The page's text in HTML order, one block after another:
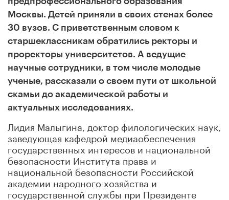
Москвы. Детей приняли в своих стенах более
30 вузов. С приветственным словом к
старшеклассникам обратились ректоры и
проректоры университетов. А ведущие
научные сотрудники, в том числе молодые
ученые, рассказали о своем пути от школьной
скамьи до академической работы и
актуальных исследованиях.
Лидия Малыгина, доктор филологических наук,
заведующая кафедрой медиаобеспечения
государственных интересов и национальной
безопасности Института права и
национальной безопасности Российской
академии народного хозяйства и
государственной службы при Президенте